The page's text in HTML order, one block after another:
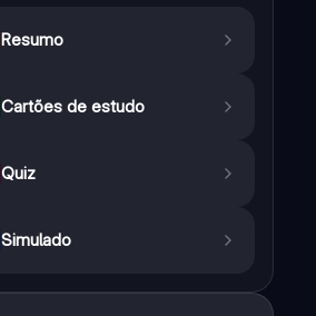
Resumo
Cartões de estudo
Quiz
Simulado